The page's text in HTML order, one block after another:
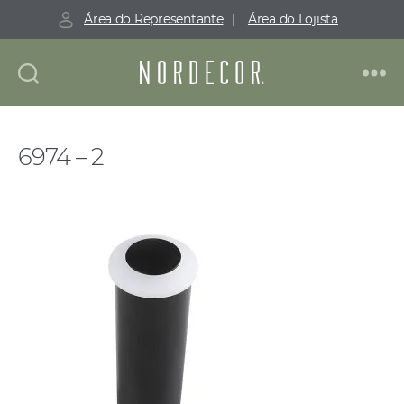
Área do Representante | Área do Lojista
Nordecor
6974 – 2